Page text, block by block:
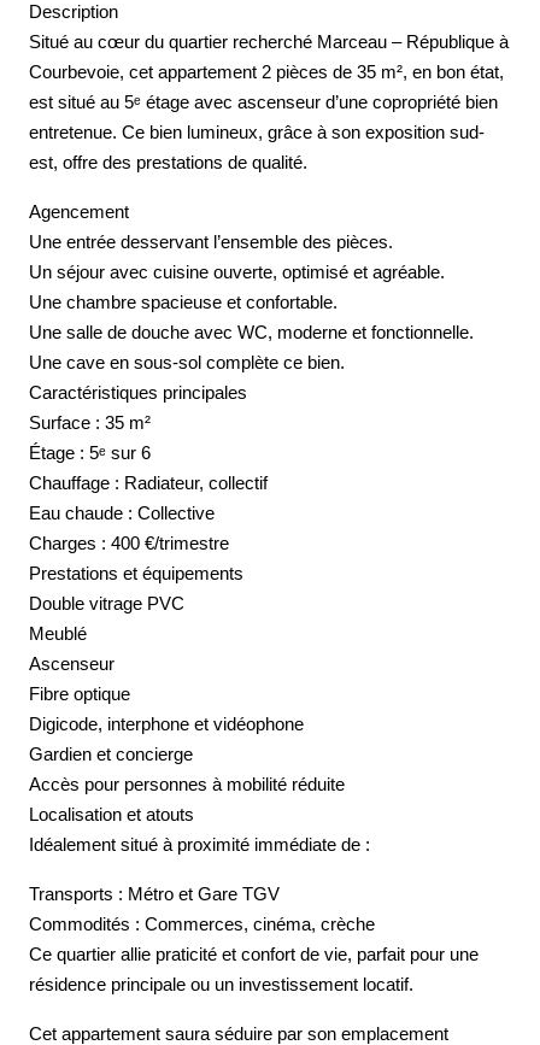
Description
Situé au cœur du quartier recherché Marceau – République à
Courbevoie, cet appartement 2 pièces de 35 m², en bon état,
est situé au 5ᵉ étage avec ascenseur d’une copropriété bien
entretenue. Ce bien lumineux, grâce à son exposition sud-
est, offre des prestations de qualité.
Agencement
Une entrée desservant l’ensemble des pièces.
Un séjour avec cuisine ouverte, optimisé et agréable.
Une chambre spacieuse et confortable.
Une salle de douche avec WC, moderne et fonctionnelle.
Une cave en sous-sol complète ce bien.
Caractéristiques principales
Surface : 35 m²
Étage : 5ᵉ sur 6
Chauffage : Radiateur, collectif
Eau chaude : Collective
Charges : 400 €/trimestre
Prestations et équipements
Double vitrage PVC
Meublé
Ascenseur
Fibre optique
Digicode, interphone et vidéophone
Gardien et concierge
Accès pour personnes à mobilité réduite
Localisation et atouts
Idéalement situé à proximité immédiate de :
Transports : Métro et Gare TGV
Commodités : Commerces, cinéma, crèche
Ce quartier allie praticité et confort de vie, parfait pour une
résidence principale ou un investissement locatif.
Cet appartement saura séduire par son emplacement